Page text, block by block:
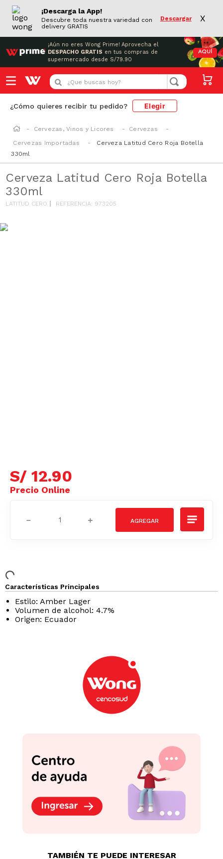
¡Descarga la App!
Descubre toda nuestra variedad con
delivery GRATIS
Descargar X
¡Aún no eres Wong Prime! Aprovecha el
DESPACHO GRATIS en tus compras de
supermercado desde S/79.90
AQUÍ
¿Que buscas hoy?
¿Cómo quieres recibir tu pedido? Elegir
Cervezas, Vinos y Licores
Cervezas
Cervezas Importadas
Cerveza Latitud Cero Roja Botella
330ml
Cerveza Latitud Cero Roja Botella
330ml
LATITUD CERO REFERENCIA: 973205
S/ 12.90
＋
－
Características Principales
Estilo: Amber Lager
Volumen de alcohol: 4.7%
Origen: Ecuador
Sixpack Cerveza
Michelob Ultra Lata
S/ .90
30.90
-20 %
Sixpack Cerveza Sin
Gluten Daura Damm
330ml
39.90
S/
49.90